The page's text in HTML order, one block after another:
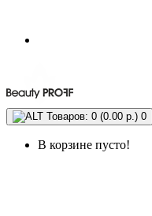
Товаров: 0 (0.00 р.) 0
В корзине пусто!